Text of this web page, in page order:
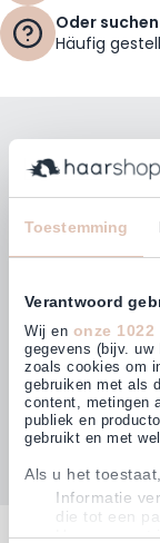
Toestemming
Verantwoord
Wij en onze
gegevens (bijv. uw
zoals cookies om
gebruiken met als
content, metingen
publiek en
gebruikt en met
Als u het
Informatie
die tot een
Uw apparaat
Oder
Häufig
Kontakt
Bleiben Sie
Laufenden!
E-Mailadresse